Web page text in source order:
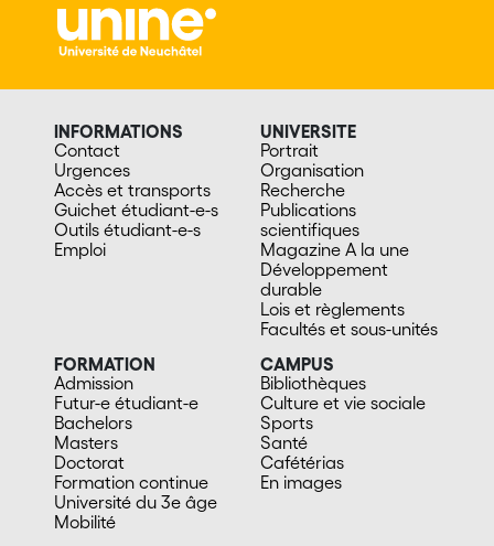
INFORMATIONS
Contact
Urgences
Accès et transports
Guichet étudiant-e-s
Outils étudiant-e-s
Emploi
UNIVERSITE
Portrait
Organisation
Recherche
Publications
scientifiques
Magazine A la une
Développement
durable
Lois et règlements
Facultés et sous-unités
FORMATION
Admission
Futur-e étudiant-e
Bachelors
Masters
Doctorat
Formation continue
Université du 3e âge
Mobilité
CAMPUS
Bibliothèques
Culture et vie sociale
Sports
Santé
Cafétérias
En images